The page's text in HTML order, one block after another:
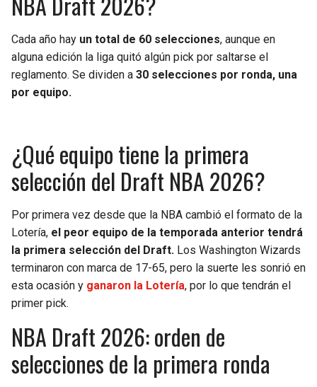
PANTHERS
BUCCANEERS
JAZZ
Cada año hay un total de 60 selecciones, aunque en
alguna edición la liga quitó algún pick por saltarse el
reglamento. Se dividen a 30 selecciones por ronda, una
por equipo.
¿Qué equipo tiene la primera
selección del Draft NBA 2026?
Por primera vez desde que la NBA cambió el formato de la
Lotería, el peor equipo de la temporada anterior tendrá
la primera selección del Draft. Los Washington Wizards
terminaron con marca de 17-65, pero la suerte les sonrió en
esta ocasión y ganaron la Lotería, por lo que tendrán el
primer pick.
NBA Draft 2026: orden de
selecciones de la primera ronda